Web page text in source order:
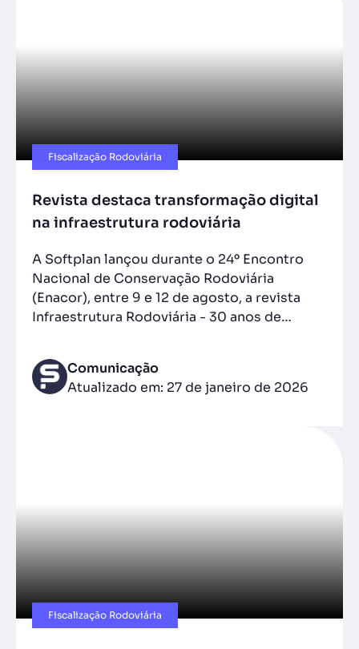
Fiscalização Rodoviária
Revista destaca transformação digital
na infraestrutura rodoviária
A Softplan lançou durante o 24º Encontro
Nacional de Conservação Rodoviária
(Enacor), entre 9 e 12 de agosto, a revista
Infraestrutura Rodoviária - 30 anos de…
Comunicação
Atualizado em: 27 de janeiro de 2026
Fiscalização Rodoviária